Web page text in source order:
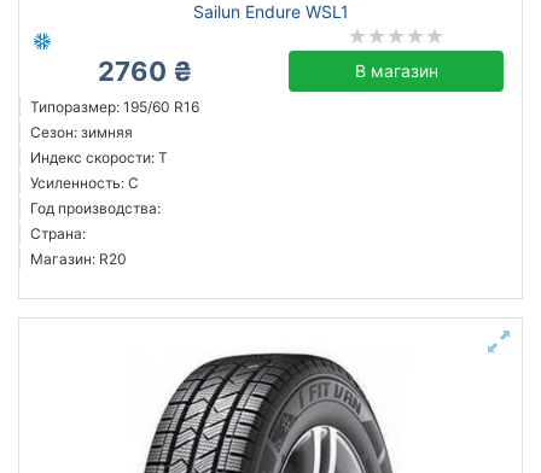
Sailun Endure WSL1
2760 ₴ В магазин
Типоразмер: 195/60 R16
Сезон: зимняя
Индекс скорости: T
Усиленность: C
Год производства:
Страна:
Магазин: R20